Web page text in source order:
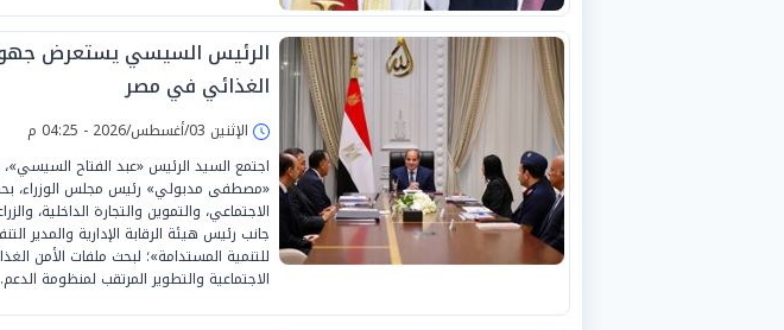
الرئيس السيسي يستعرض جهود
الغذائي في مصر
الإثنين 03/أغسطس/2026 - 04:25 م
اجتمع السيد الرئيس «عبد الفتاح السيسي»،
«مصطفى مدبولي» رئيس مجلس الوزراء،
الاجتماعي، والتموين والتجارة الداخلية،
جانب رئيس هيئة الرقابة الإدارية والمدير
للتنمية المستدامة»؛ لبحث ملفات الأمن
الاجتماعية والتطوير المرتقب لمنظومة الدعم.